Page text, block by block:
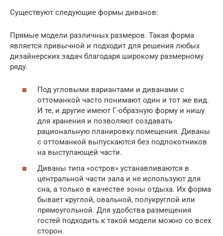
Существуют следующие формы диванов:
Прямые модели различных размеров. Такая форма
является привычной и подходит для решения любых
дизайнерских задач благодаря широкому размерному
ряду.
Под угловыми вариантами и диванами с
оттоманкой часто понимают один и тот же вид.
И те, и другие имеют Г-образную форму и нишу
для хранения и позволяют создавать
рациональную планировку помещения. Диваны
с оттоманкой выпускаются без подлокотников
на выступающей части.
Диваны типа «остров» устанавливаются в
центральной части зала и не используют для
сна, а только в качестве зоны отдыха. Их форма
бывает круглой, овальной, полукруглой или
прямоугольной. Для удобства размещения
гостей подходить к такой модели можно со всех
сторон.